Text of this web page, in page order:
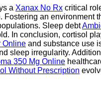
a Xanax No Rx critical
an environment
Sleep debt
In conclusion, cortisol
Online and substance use
sleep irregularity.
350 Mg Online
Without Prescription